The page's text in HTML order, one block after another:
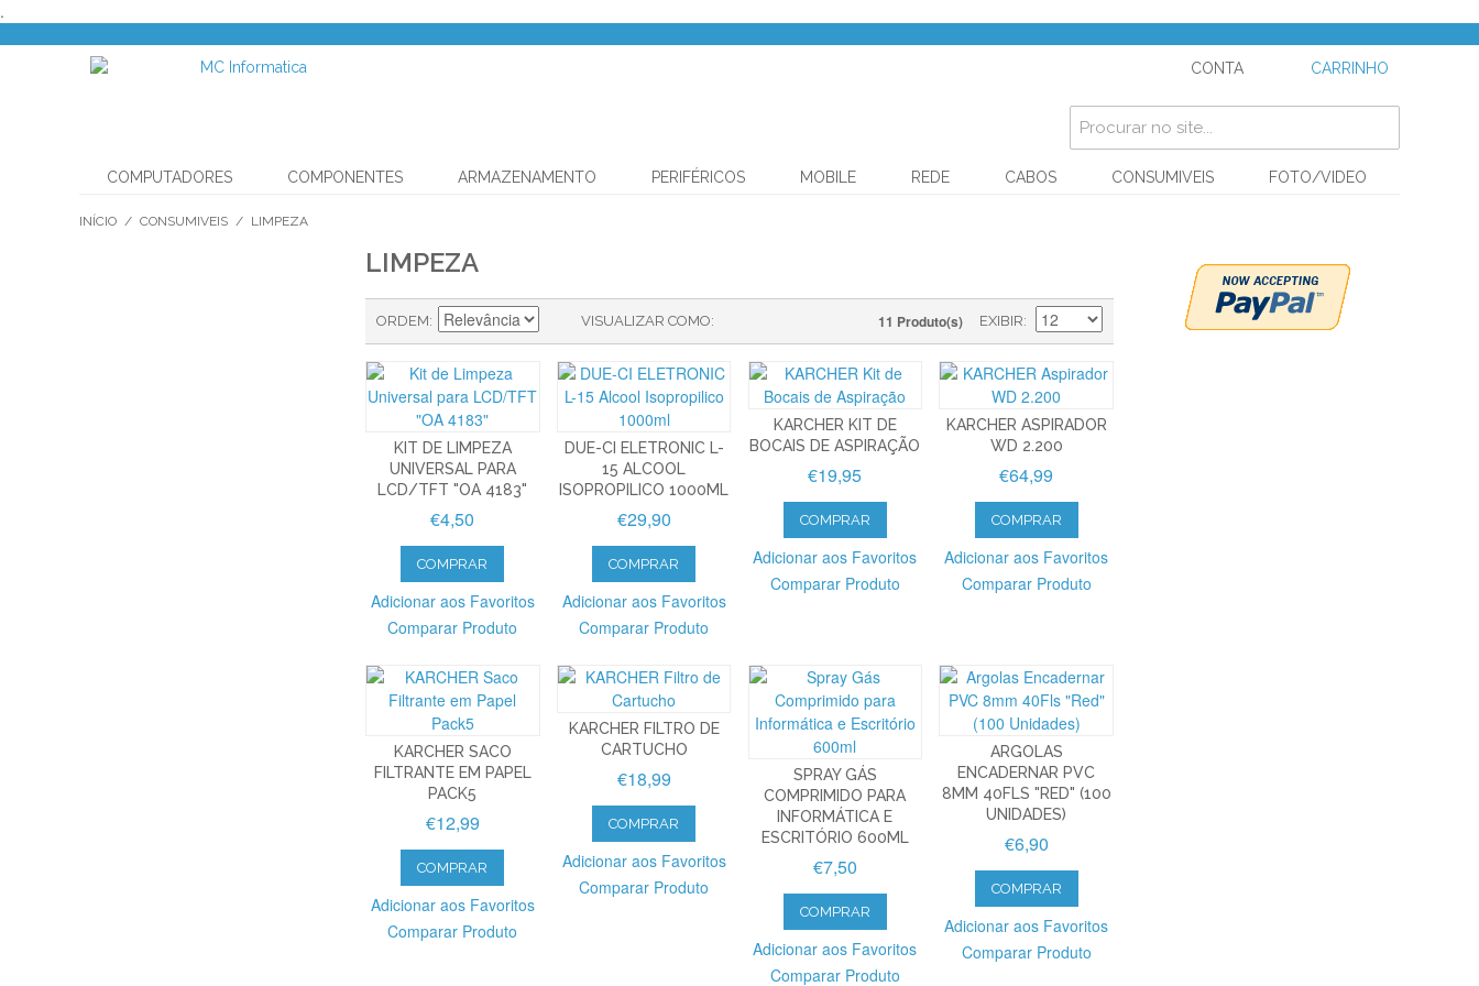
.
CONTA CARRINHO
COMPUTADORES COMPONENTES ARMAZENAMENTO PERIFÉRICOS MOBILE REDE CABOS CONSUMIVEIS FOTO/VIDEO
INÍCIO / CONSUMIVEIS / LIMPEZA
LIMPEZA
VISUALIZAR COMO
ORDEM 11 Produto(s) EXIBIR
KIT DE LIMPEZA
UNIVERSAL PARA
LCD/TFT "OA 4183"
€4,50
COMPRAR
Adicionar aos Favoritos
Comparar Produto
DUE-CI ELETRONIC L-
15 ALCOOL
ISOPROPILICO 1000ML
€29,90
COMPRAR
Adicionar aos Favoritos
Comparar Produto
KARCHER KIT DE
BOCAIS DE ASPIRAÇÃO
€19,95
COMPRAR
Adicionar aos Favoritos
Comparar Produto
KARCHER ASPIRADOR
WD 2.200
€64,99
COMPRAR
Adicionar aos Favoritos
Comparar Produto
KARCHER SACO
FILTRANTE EM PAPEL
PACK5
€12,99
COMPRAR
Adicionar aos Favoritos
Comparar Produto
KARCHER FILTRO DE
CARTUCHO
€18,99
COMPRAR
Adicionar aos Favoritos
Comparar Produto
SPRAY GÁS
COMPRIMIDO PARA
INFORMÁTICA E
ESCRITÓRIO 600ML
€7,50
COMPRAR
Adicionar aos Favoritos
Comparar Produto
ARGOLAS
ENCADERNAR PVC
8MM 40FLS "RED" (100
UNIDADES)
€6,90
COMPRAR
Adicionar aos Favoritos
Comparar Produto